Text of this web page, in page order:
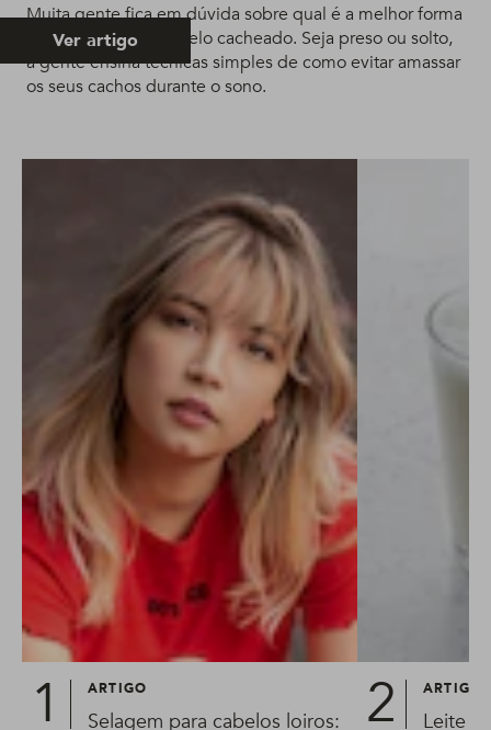
Muita gente fica em dúvida sobre qual é a melhor forma
de dormir com o cabelo cacheado. Seja preso ou solto,
a gente ensina técnicas simples de como evitar amassar
os seus cachos durante o sono.
Ver artigo
ARTIGO
Selagem para cabelos loiros:
ARTIGO
Leite